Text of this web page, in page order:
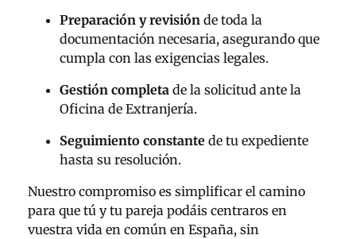
Preparación y revisión de toda la
documentación necesaria, asegurando que
cumpla con las exigencias legales.
Gestión completa de la solicitud ante la
Oficina de Extranjería.
Seguimiento constante de tu expediente
hasta su resolución.
Nuestro compromiso es simplificar el camino
para que tú y tu pareja podáis centraros en
vuestra vida en común en España, sin